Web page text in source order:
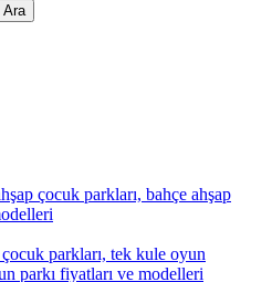
Ara